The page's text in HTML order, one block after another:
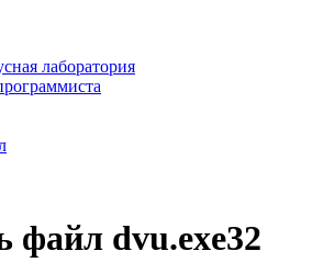
лаборатория
файл dvu.exe32